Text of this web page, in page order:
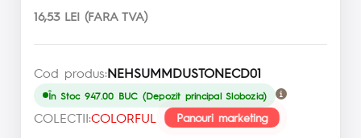
16,53 LEI (FARA TVA)
Cod produs:NEHSUMMDUSTONECD01
În Stoc 947.00 BUC (Depozit principal Slobozia)
COLECTII:COLORFUL Panouri marketing